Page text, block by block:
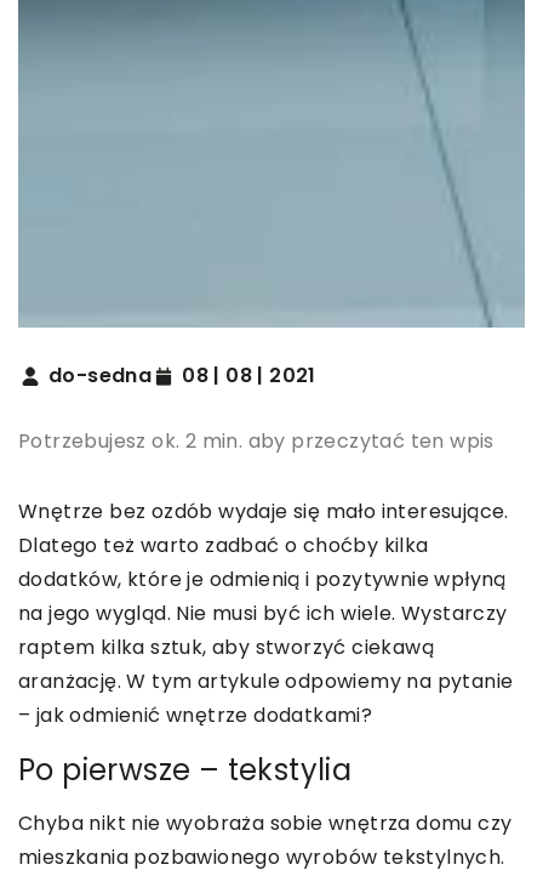
do-sedna 08 | 08 | 2021
Potrzebujesz ok. 2 min. aby przeczytać ten wpis
Wnętrze bez ozdób wydaje się mało interesujące.
Dlatego też warto zadbać o choćby kilka
dodatków, które je odmienią i pozytywnie wpłyną
na jego wygląd. Nie musi być ich wiele. Wystarczy
raptem kilka sztuk, aby stworzyć ciekawą
aranżację. W tym artykule odpowiemy na pytanie
– jak odmienić wnętrze dodatkami?
Po pierwsze – tekstylia
Chyba nikt nie wyobraża sobie wnętrza domu czy
mieszkania pozbawionego wyrobów tekstylnych.